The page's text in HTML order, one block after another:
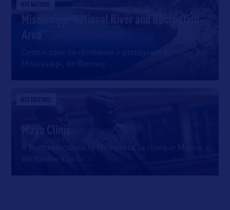
SITE NATUREL
Mississippi National River and Recreation
Area
Cette « zone de récréation » protégeant 80 miles du
Mississippi, de Ramsey
SITE CULTUREL
Mayo Clinic
A Rochester, dans le Minnesota, la clinique Mayo a